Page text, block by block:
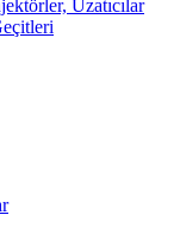
Uzatıcılar